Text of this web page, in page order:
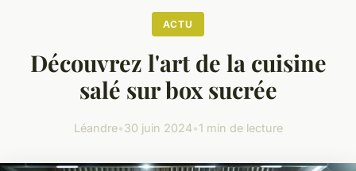
ACTU
Découvrez l'art de la cuisine
salé sur box sucrée
Léandre•30 juin 2024•1 min de lecture